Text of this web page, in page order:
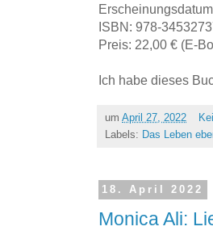
ISBN: 978-
Preis: 22,00 € (E-
Ich habe dieses
um April 27, 2022
Labels: Das Leben
18. April 2022
Monica Ali: